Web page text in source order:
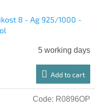
8 - Ag 925/1000 -
5 working days
Add to cart
Code: R0896OP